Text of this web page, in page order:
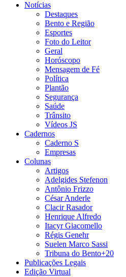
Notícias
Destaques
Bento e Região
Esportes
Foto do Leitor
Geral
Horóscopo
Mensagem de Fé
Política
Plantão
Segurança
Saúde
Trânsito
Vídeos JS
Cadernos
Caderno S
Empresas
Colunas
Artigos
Adelgides Stefenon
Antônio Frizzo
César Anderle
Clacir Rasador
Henrique Alfredo
Itacyr Giacomello
Régis Genehr
Suelen Marco Sassi
Tribuna do Bento+20
Publicações Legais
Edição Virtual